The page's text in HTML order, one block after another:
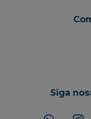
Siga